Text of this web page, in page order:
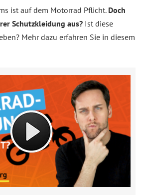
ist auf dem Motorrad Pflicht. Doch
Schutzkleidung aus? Ist diese
Mehr dazu erfahren Sie in diesem